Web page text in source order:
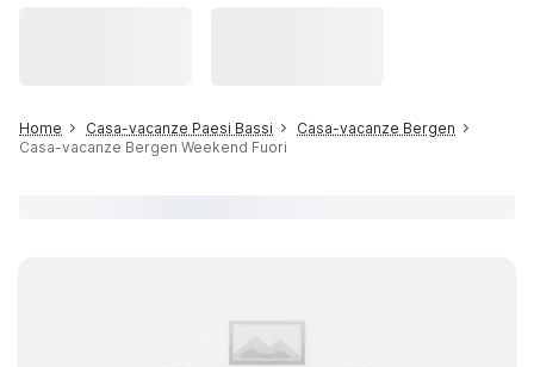
Home Casa-vacanze Paesi Bassi
Casa-vacanze Bergen
Casa-vacanze Bergen Weekend Fuori